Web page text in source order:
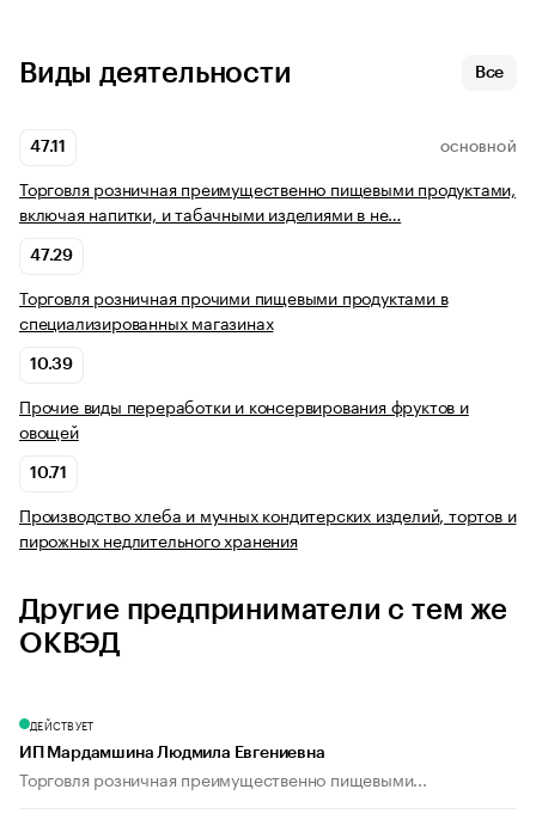
Виды деятельности Все
47.11 ОСНОВНОЙ
Торговля розничная преимущественно пищевыми продуктами,
включая напитки, и табачными изделиями в не…
47.29
Торговля розничная прочими пищевыми продуктами в
специализированных магазинах
10.39
Прочие виды переработки и консервирования фруктов и
овощей
10.71
Производство хлеба и мучных кондитерских изделий, тортов и
пирожных недлительного хранения
Другие предприниматели с тем же
ОКВЭД
ДЕЙСТВУЕТ
ИП Мардамшина Людмила Евгениевна
Торговля розничная преимущественно пищевыми...